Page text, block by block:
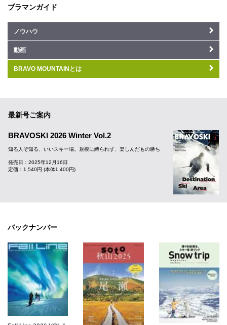
ブラマンガイド
ノウハウ
動画
BRAVO MOUNTAINとは
最新号ご案内
BRAVOSKI 2026 Winter Vol.2
知る人ぞ知る、いいスキー場。規模に縛られず、楽しんだもの勝ち
発売日：2025年12月16日
定価：1,540円 (本体1,400円)
バックナンバー